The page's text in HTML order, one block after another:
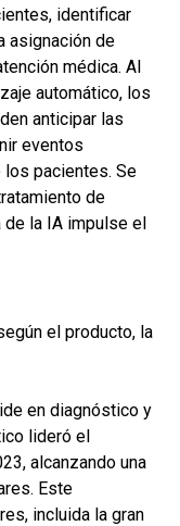
identificar
asignación de
médica. Al
automático, los
anticipar las
eventos
pacientes. Se
de
de la IA impulse el
el producto, la
en diagnóstico y
lideró el
alcanzando una
Este
incluida la gran